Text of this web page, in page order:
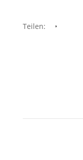
Teilen: Facebook